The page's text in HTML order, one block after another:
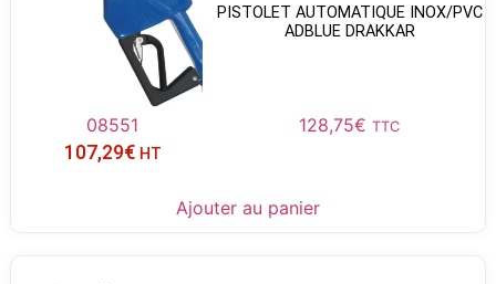
PISTOLET AUTOMATIQUE INOX/PVC
ADBLUE DRAKKAR
08551 128,75€ TTC
107,29€ HT
Ajouter au panier